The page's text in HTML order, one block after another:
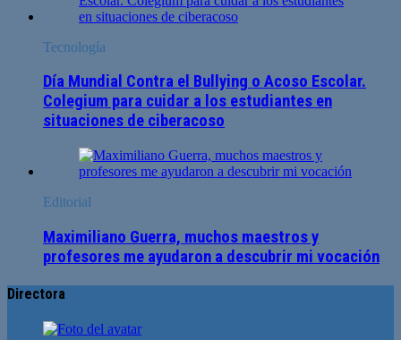
Tecnología
Día Mundial Contra el Bullying o Acoso Escolar.
Colegium para cuidar a los estudiantes en
situaciones de ciberacoso
Editorial
Maximiliano Guerra, muchos maestros y
profesores me ayudaron a descubrir mi vocación
Directora